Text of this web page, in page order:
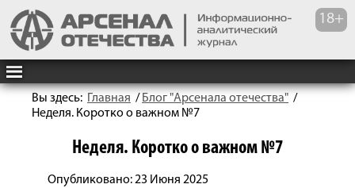
Вы здесь: Главная / Блог "Арсенала отечества" /
Неделя. Коротко о важном №7
Неделя. Коротко о важном №7
Опубликовано: 23 Июня 2025